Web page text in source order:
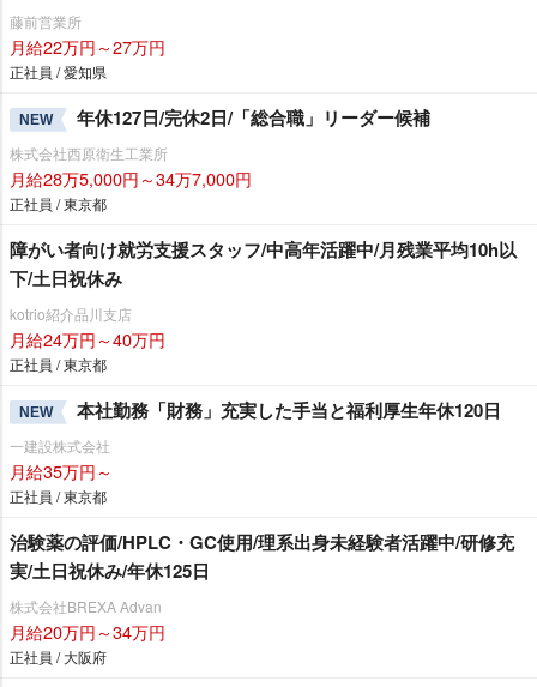
藤前営業所
月給22万円～27万円
正社員 / 愛知県
NEW 年休127日/完休2日/「総合職」リーダー候補
株式会社西原衛生工業所
月給28万5,000円～34万7,000円
正社員 / 東京都
障がい者向け就労支援スタッフ/中高年活躍中/月残業平均10h以
下/土日祝休み
kotrio紹介品川支店
月給24万円～40万円
正社員 / 東京都
NEW 本社勤務「財務」充実した手当と福利厚生年休120日
一建設株式会社
月給35万円～
正社員 / 東京都
治験薬の評価/HPLC・GC使用/理系出身未経験者活躍中/研修充
実/土日祝休み/年休125日
株式会社BREXA Advan
月給20万円～34万円
正社員 / 大阪府